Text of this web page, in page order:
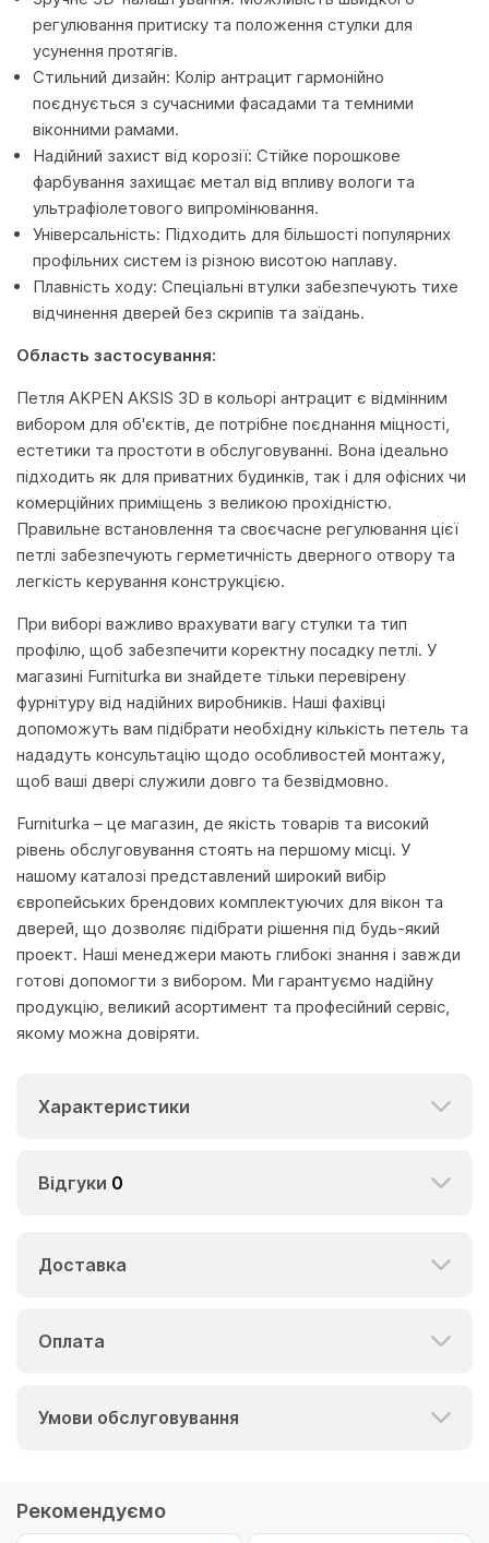
регулювання притиску та положення стулки для
усунення протягів.
Стильний дизайн: Колір антрацит гармонійно
поєднується з сучасними фасадами та темними
віконними рамами.
Надійний захист від корозії: Стійке порошкове
фарбування захищає метал від впливу вологи та
ультрафіолетового випромінювання.
Універсальність: Підходить для більшості популярних
профільних систем із різною висотою наплаву.
Плавність ходу: Спеціальні втулки забезпечують тихе
відчинення дверей без скрипів та заїдань.
Область застосування:
Петля AKPEN AKSIS 3D в кольорі антрацит є відмінним
вибором для об'єктів, де потрібне поєднання міцності,
естетики та простоти в обслуговуванні. Вона ідеально
підходить як для приватних будинків, так і для офісних чи
комерційних приміщень з великою прохідністю.
Правильне встановлення та своєчасне регулювання цієї
петлі забезпечують герметичність дверного отвору та
легкість керування конструкцією.
При виборі важливо врахувати вагу стулки та тип
профілю, щоб забезпечити коректну посадку петлі. У
магазині Furniturka ви знайдете тільки перевірену
фурнітуру від надійних виробників. Наші фахівці
допоможуть вам підібрати необхідну кількість петель та
нададуть консультацію щодо особливостей монтажу,
щоб ваші двері служили довго та безвідмовно.
Furniturka – це магазин, де якість товарів та високий
рівень обслуговування стоять на першому місці. У
нашому каталозі представлений широкий вибір
європейських брендових комплектуючих для вікон та
дверей, що дозволяє підібрати рішення під будь-який
проект. Наші менеджери мають глибокі знання і завжди
готові допомогти з вибором. Ми гарантуємо надійну
продукцію, великий асортимент та професійний сервіс,
якому можна довіряти.
Характеристики
Відгуки 0
Доставка
Оплата
Умови обслуговування
Рекомендуємо